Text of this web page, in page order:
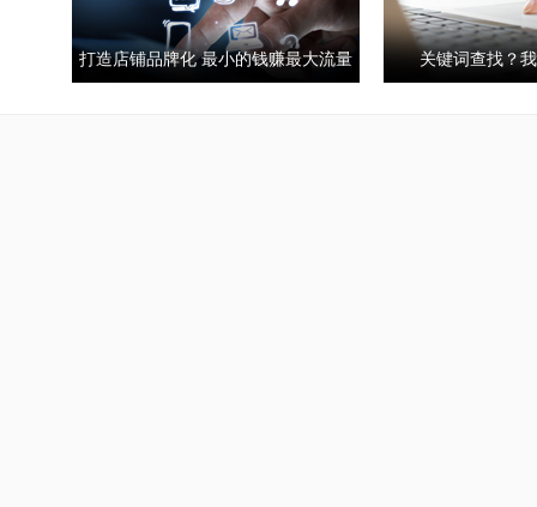
打造店铺品牌化 最小的钱赚最大流量 关键词查找？